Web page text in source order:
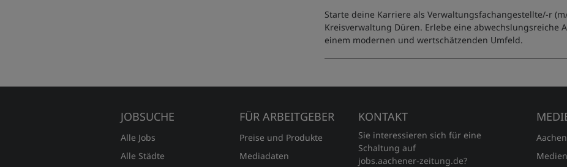
Starte deine Karriere als Verwaltungsfachangestellte/-r
Kreisverwaltung Düren. Erlebe eine abwechslungsreiche
einem modernen und wertschätzenden Umfeld.
JOBSUCHE
Alle Jobs
Alle Städte
FÜR ARBEITGEBER
Preise und Produkte
Mediadaten
KONTAKT
Sie interessieren sich für eine
Schaltung auf
jobs.aachener‑zeitung.de?